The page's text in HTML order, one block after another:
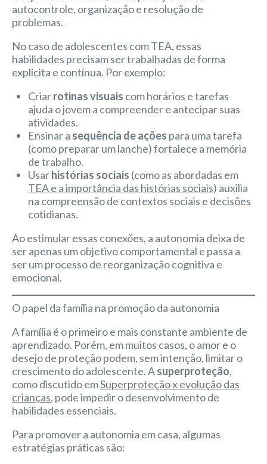
autocontrole, organização e resolução de
problemas.
No caso de adolescentes com TEA, essas
habilidades precisam ser trabalhadas de forma
explícita e contínua. Por exemplo:
Criarrotinas visuais com horários e tarefas
ajuda o jovem a compreender e antecipar suas
atividades.
Ensinar a sequência de ações para uma tarefa
(como preparar um lanche) fortalece a memória
de trabalho.
Usarhistórias sociais (como as abordadas em
TEA e a importância das histórias sociais) auxilia
na compreensão de contextos sociais e decisões
cotidianas.
Ao estimular essas conexões, a autonomia deixa de
ser apenas um objetivo comportamental e passa a
ser um processo de reorganização cognitiva e
emocional.
O papel da família na promoção da autonomia
A família é o primeiro e mais constante ambiente de
aprendizado. Porém, em muitos casos, o amor e o
desejo de proteção podem, sem intenção, limitar o
crescimento do adolescente. Asuperproteção,
como discutido emSuperproteção x evolução das
crianças, pode impedir o desenvolvimento de
habilidades essenciais.
Para promover a autonomia em casa, algumas
estratégias práticas são: